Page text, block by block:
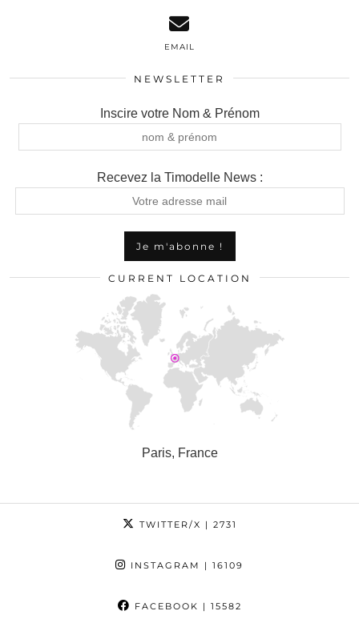
EMAIL
NEWSLETTER
Inscire votre Nom & Prénom
Recevez la Timodelle News :
CURRENT LOCATION
Paris, France
TWITTER/X | 2731
INSTAGRAM | 16109
FACEBOOK | 15582